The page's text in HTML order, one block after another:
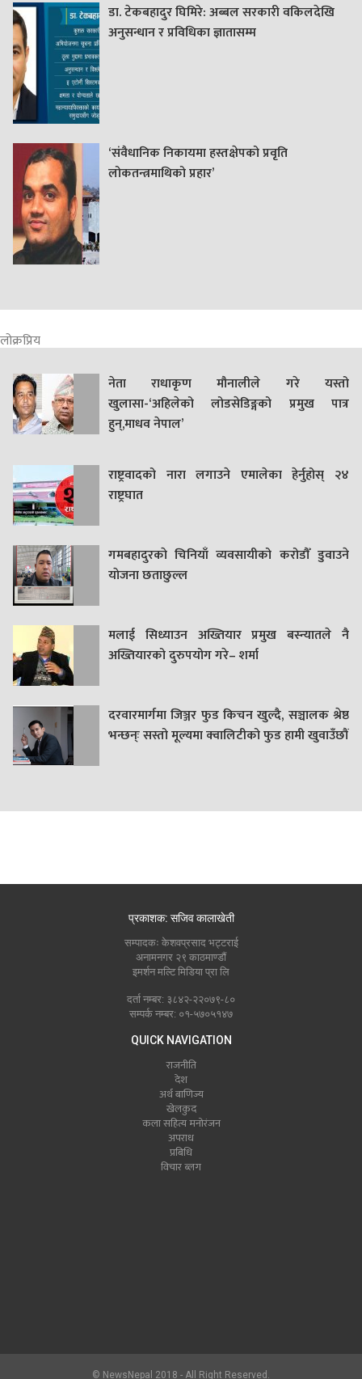
डा. टेकबहादुर घिमिरे: अब्बल सरकारी वकिलदेखि
अनुसन्धान र प्रविधिका ज्ञातासम्म
‘संवैधानिक निकायमा हस्तक्षेपको प्रवृति
लोकतन्त्रमाथिको प्रहार’
लोक्रप्रिय
नेता राधाकृण मौनालीले गरे यस्तो
खुलासा-‘अहिलेको लोडसेडिङ्गको प्रमुख पात्र
हुन्,माधव नेपाल’
राष्ट्रवादको नारा लगाउने एमालेका हेर्नुहोस् २४
राष्ट्रघात
गमबहादुरकाे चिनियाँ व्यवसायीको करोडौँ डुवाउने
याेजना छताछुल्ल
मलाई सिध्याउन अख्तियार प्रमुख बस्न्यातले नै
अख्तियारको दुरुपयोग गरे– शर्मा
दरवारमार्गमा जिञ्जर फुड किचन खुल्दै, सञ्चालक श्रेष्ठ
भन्छन्ः सस्तो मूल्यमा क्वालिटीको फुड हामी खुवाउँछौं
प्रकाशक: सजिव कालाखेती
सम्पादकः केशवप्रसाद भट्टराई
अनामनगर २९ काठमाण्डौं
इमर्शन मल्टि मिडिया प्रा लि
दर्ता नम्बर: ३८४२-२२०७९-८०
सम्पर्क नम्बर: ०१-५७०५१४७
QUICK NAVIGATION
राजनीति
देश
अर्थ बाणिज्य
खेलकुद
कला सहित्य मनोरंजन
अपराध
प्रबिधि
विचार ब्लग
© NewsNepal 2018 - All Right Reserved.